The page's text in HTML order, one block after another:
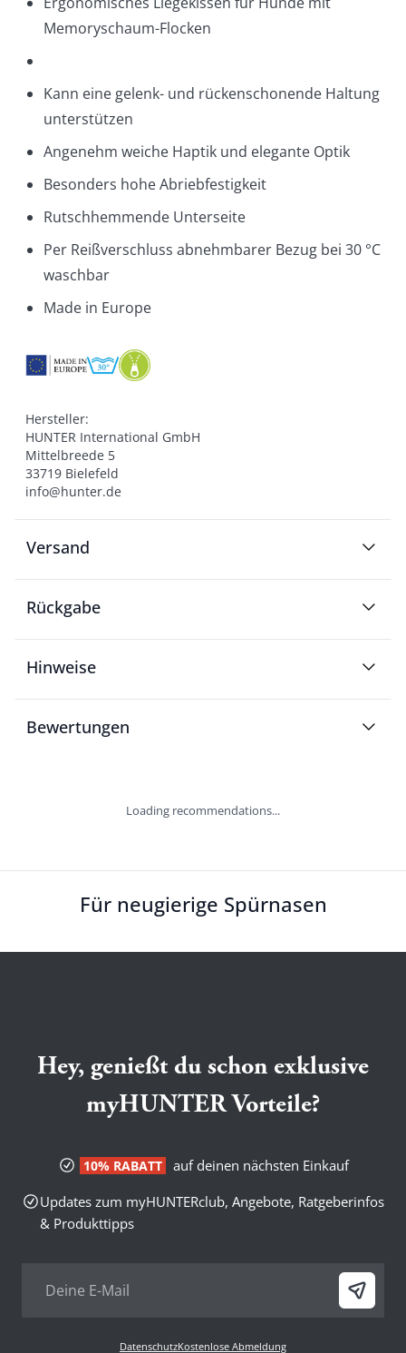
Memoryschaum-Flocken
Kann eine gelenk- und rückenschonende Haltung
unterstützen
Angenehm weiche Haptik und elegante Optik
Besonders hohe Abriebfestigkeit
Rutschhemmende Unterseite
Per Reißverschluss abnehmbarer Bezug bei 30 °C
waschbar
Made in Europe
Hersteller:
HUNTER International GmbH
Mittelbreede 5
33719 Bielefeld
info@hunter.de
Versand
Rückgabe
Hinweise
Bewertungen
Loading recommendations...
Für neugierige Spürnasen
Hey, genießt du schon exklusive
myHUNTER Vorteile?
10% RABATT
auf deinen nächsten Einkauf
Updates zum myHUNTERclub, Angebote, Ratgeberinfos
& Produkttipps
DatenschutzKostenlose Abmeldung